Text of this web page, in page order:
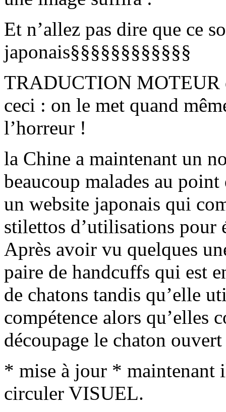
Et n’allez pas dire que ce
japonais§§§§§§§§§§§§
TRADUCTION MOTEUR
ceci : on le met quand
l’horreur !
la Chine a maintenant un
beaucoup malades au
un website japonais qui
stilettos d’utilisations pour
Après avoir vu quelques
paire de handcuffs qui est
de chatons tandis qu’elle
compétence alors qu’elles
découpage le chaton
* mise à jour * maintenant
circuler VISUEL.